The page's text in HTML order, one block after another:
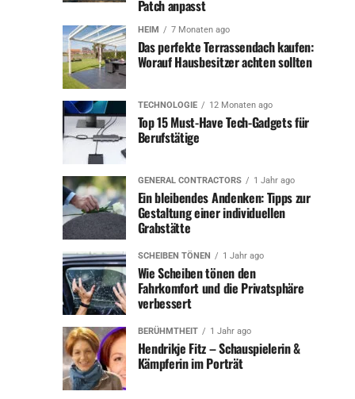
„Bares für Rares“
Fazit: Der Tod eines „Bares für Rares“-Händlers
hinterlässt eine Lücke
Der Tod eines „Bares für Rares“-
Händlers: Ein schwerer Verlust
Wenn ein bekanntes Gesicht aus der „Bares für Rares“-
Runde verstirbt, trifft dies nicht nur die engsten
Angehörigen, sondern auch die große Fangemeinde der
Sendung. Die Händler sind nicht nur Fachleute auf ihrem
Gebiet, sondern auch Persönlichkeiten, die durch ihre Art
und ihr Auftreten eine starke Verbindung zu den
Zuschauern aufbauen. Ihr Tod hinterlässt daher oft eine
spürbare Lücke in der Show.
Ein besonders tragischer Fall war der Tod von Ludwig
„Lucki“ Hofmaier im Jahr 2020. Hofmaier war einer der
bekanntesten Händler in der Sendung und war von
Patch anpasst
HEIM 7 Monaten ago
Das perfekte Terrassendach kaufen:
Worauf Hausbesitzer achten sollten
TECHNOLOGIE 12 Monaten ago
Top 15 Must-Have Tech-Gadgets für
Berufstätige
GENERAL CONTRACTORS 1 Jahr ago
Ein bleibendes Andenken: Tipps zur
Gestaltung einer individuellen
Grabstätte
SCHEIBEN TÖNEN 1 Jahr ago
Wie Scheiben tönen den
Fahrkomfort und die Privatsphäre
verbessert
BERÜHMTHEIT 1 Jahr ago
Hendrikje Fitz – Schauspielerin &
Kämpferin im Porträt